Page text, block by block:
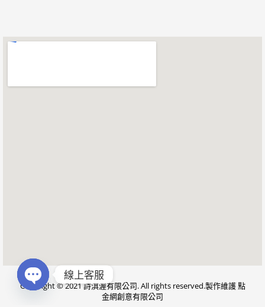
Copyright © 2021詩淇渥有限公司. All rights reserved.製作維護點
金網創意有限公司
線上客服